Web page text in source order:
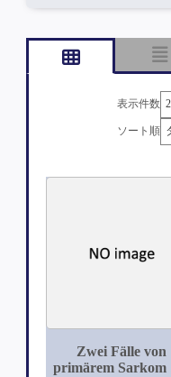
表示件数
ソート順
Zwei Fälle von
primärem Sarkom